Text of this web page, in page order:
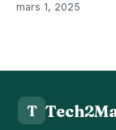
mars 1, 2025
T